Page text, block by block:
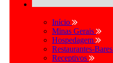
Início
Minas Gerais
Hospedagem
Restaurantes-Bares
Receptivos